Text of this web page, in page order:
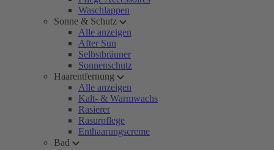
Waschlappen
Sonne & Schutz
Alle anzeigen
After Sun
Selbstbräuner
Sonnenschutz
Haarentfernung
Alle anzeigen
Kalt- & Warmwachs
Rasierer
Rasurpflege
Enthaarungscreme
Bad